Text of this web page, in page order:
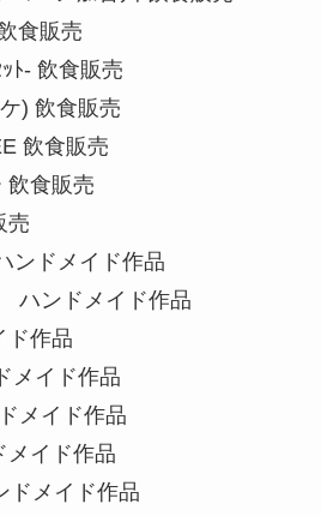
食販売
ﾄ- 飲食販売
) 飲食販売
飲食販売
食販売
売
ドメイド作品
ンドメイド作品
作品
メイド作品
メイド作品
イド作品
メイド作品